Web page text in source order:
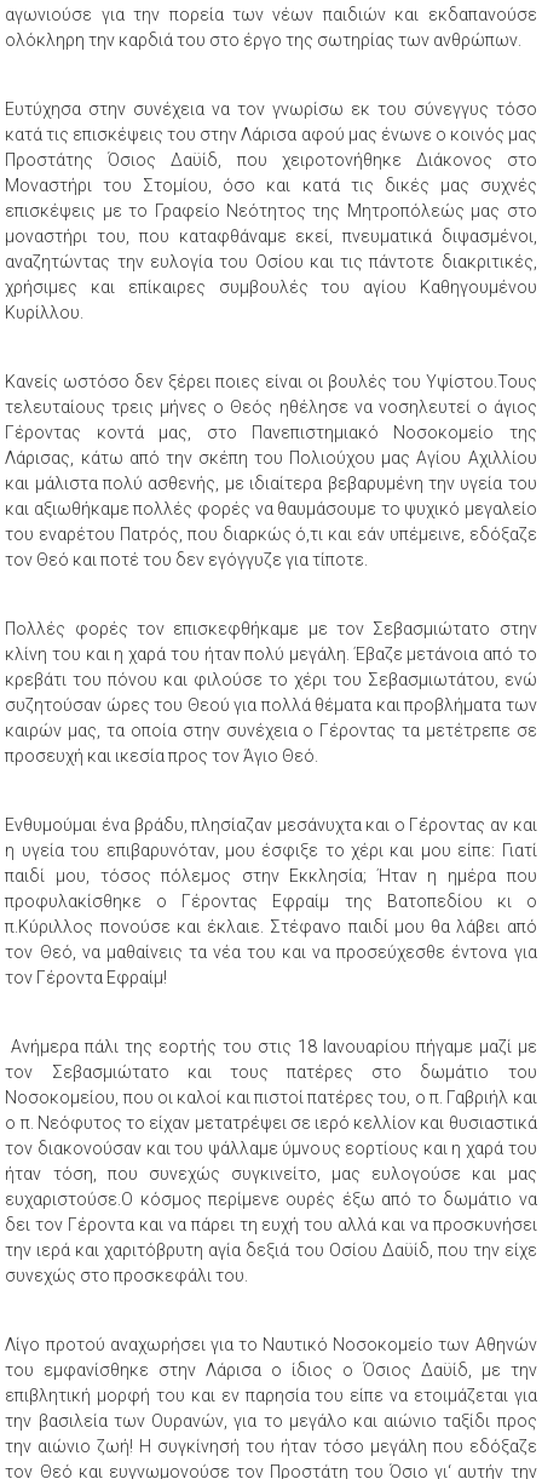
αγωνιούσε για την πορεία των νέων παιδιών και εκδαπανούσε
ολόκληρη την καρδιά του στο έργο της σωτηρίας των ανθρώπων.
Ευτύχησα στην συνέχεια να τον γνωρίσω εκ του σύνεγγυς τόσο
κατά τις επισκέψεις του στην Λάρισα αφού μας ένωνε ο κοινός μας
Προστάτης Όσιος Δαϋίδ, που χειροτονήθηκε Διάκονος στο
Μοναστήρι του Στομίου, όσο και κατά τις δικές μας συχνές
επισκέψεις με το Γραφείο Νεότητος της Μητροπόλεώς μας στο
μοναστήρι του, που καταφθάναμε εκεί, πνευματικά διψασμένοι,
αναζητώντας την ευλογία του Οσίου και τις πάντοτε διακριτικές,
χρήσιμες και επίκαιρες συμβουλές του αγίου Καθηγουμένου
Κυρίλλου.
Κανείς ωστόσο δεν ξέρει ποιες είναι οι βουλές του Υψίστου.Τους
τελευταίους τρεις μήνες ο Θεός ηθέλησε να νοσηλευτεί ο άγιος
Γέροντας κοντά μας, στο Πανεπιστημιακό Νοσοκομείο της
Λάρισας, κάτω από την σκέπη του Πολιούχου μας Αγίου Αχιλλίου
και μάλιστα πολύ ασθενής, με ιδιαίτερα βεβαρυμένη την υγεία του
και αξιωθήκαμε πολλές φορές να θαυμάσουμε το ψυχικό μεγαλείο
του εναρέτου Πατρός, που διαρκώς ό,τι και εάν υπέμεινε, εδόξαζε
τον Θεό και ποτέ του δεν εγόγγυζε για τίποτε.
Πολλές φορές τον επισκεφθήκαμε με τον Σεβασμιώτατο στην
κλίνη του και η χαρά του ήταν πολύ μεγάλη. Έβαζε μετάνοια από το
κρεβάτι του πόνου και φιλούσε το χέρι του Σεβασμιωτάτου, ενώ
συζητούσαν ώρες του Θεού για πολλά θέματα και προβλήματα των
καιρών μας, τα οποία στην συνέχεια ο Γέροντας τα μετέτρεπε σε
προσευχή και ικεσία προς τον Άγιο Θεό.
Ενθυμούμαι ένα βράδυ, πλησίαζαν μεσάνυχτα και ο Γέροντας αν και
η υγεία του επιβαρυνόταν, μου έσφιξε το χέρι και μου είπε: Γιατί
παιδί μου, τόσος πόλεμος στην Εκκλησία; Ήταν η ημέρα που
προφυλακίσθηκε ο Γέροντας Εφραίμ της Βατοπεδίου κι ο
π.Κύριλλος πονούσε και έκλαιε. Στέφανο παιδί μου θα λάβει από
τον Θεό, να μαθαίνεις τα νέα του και να προσεύχεσθε έντονα για
τον Γέροντα Εφραίμ!
Ανήμερα πάλι της εορτής του στις 18 Ιανουαρίου πήγαμε μαζί με
τον Σεβασμιώτατο και τους πατέρες στο δωμάτιο του
Νοσοκομείου, που οι καλοί και πιστοί πατέρες του, ο π. Γαβριήλ και
ο π. Νεόφυτος το είχαν μετατρέψει σε ιερό κελλίον και θυσιαστικά
τον διακονούσαν και του ψάλλαμε ύμνους εορτίους και η χαρά του
ήταν τόση, που συνεχώς συγκινείτο, μας ευλογούσε και μας
ευχαριστούσε.Ο κόσμος περίμενε ουρές έξω από το δωμάτιο να
δει τον Γέροντα και να πάρει τη ευχή του αλλά και να προσκυνήσει
την ιερά και χαριτόβρυτη αγία δεξιά του Οσίου Δαϋίδ, που την είχε
συνεχώς στο προσκεφάλι του.
Λίγο προτού αναχωρήσει για το Ναυτικό Νοσοκομείο των Αθηνών
του εμφανίσθηκε στην Λάρισα ο ίδιος ο Όσιος Δαϋίδ, με την
επιβλητική μορφή του και εν παρησία του είπε να ετοιμάζεται για
την βασιλεία των Ουρανών, για το μεγάλο και αιώνιο ταξίδι προς
την αιώνιο ζωή! Η συγκίνησή του ήταν τόσο μεγάλη που εδόξαζε
τον Θεό και ευγνωμονούσε τον Προστάτη του Όσιο γι‘ αυτήν την